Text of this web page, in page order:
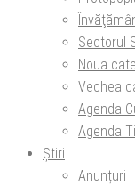
Sectorul
Noua
Vechea
Agenda
Agenda
Știri
Anunțuri